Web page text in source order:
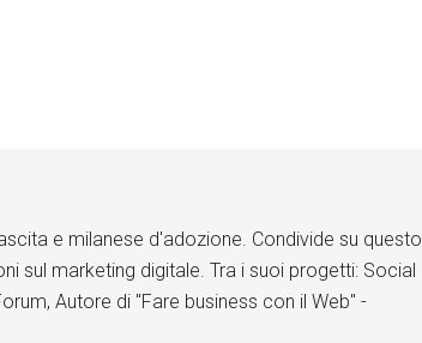
e milanese d'adozione. Condivide su questo
sul marketing digitale. Tra i suoi progetti: Social
Autore di "Fare business con il Web" -